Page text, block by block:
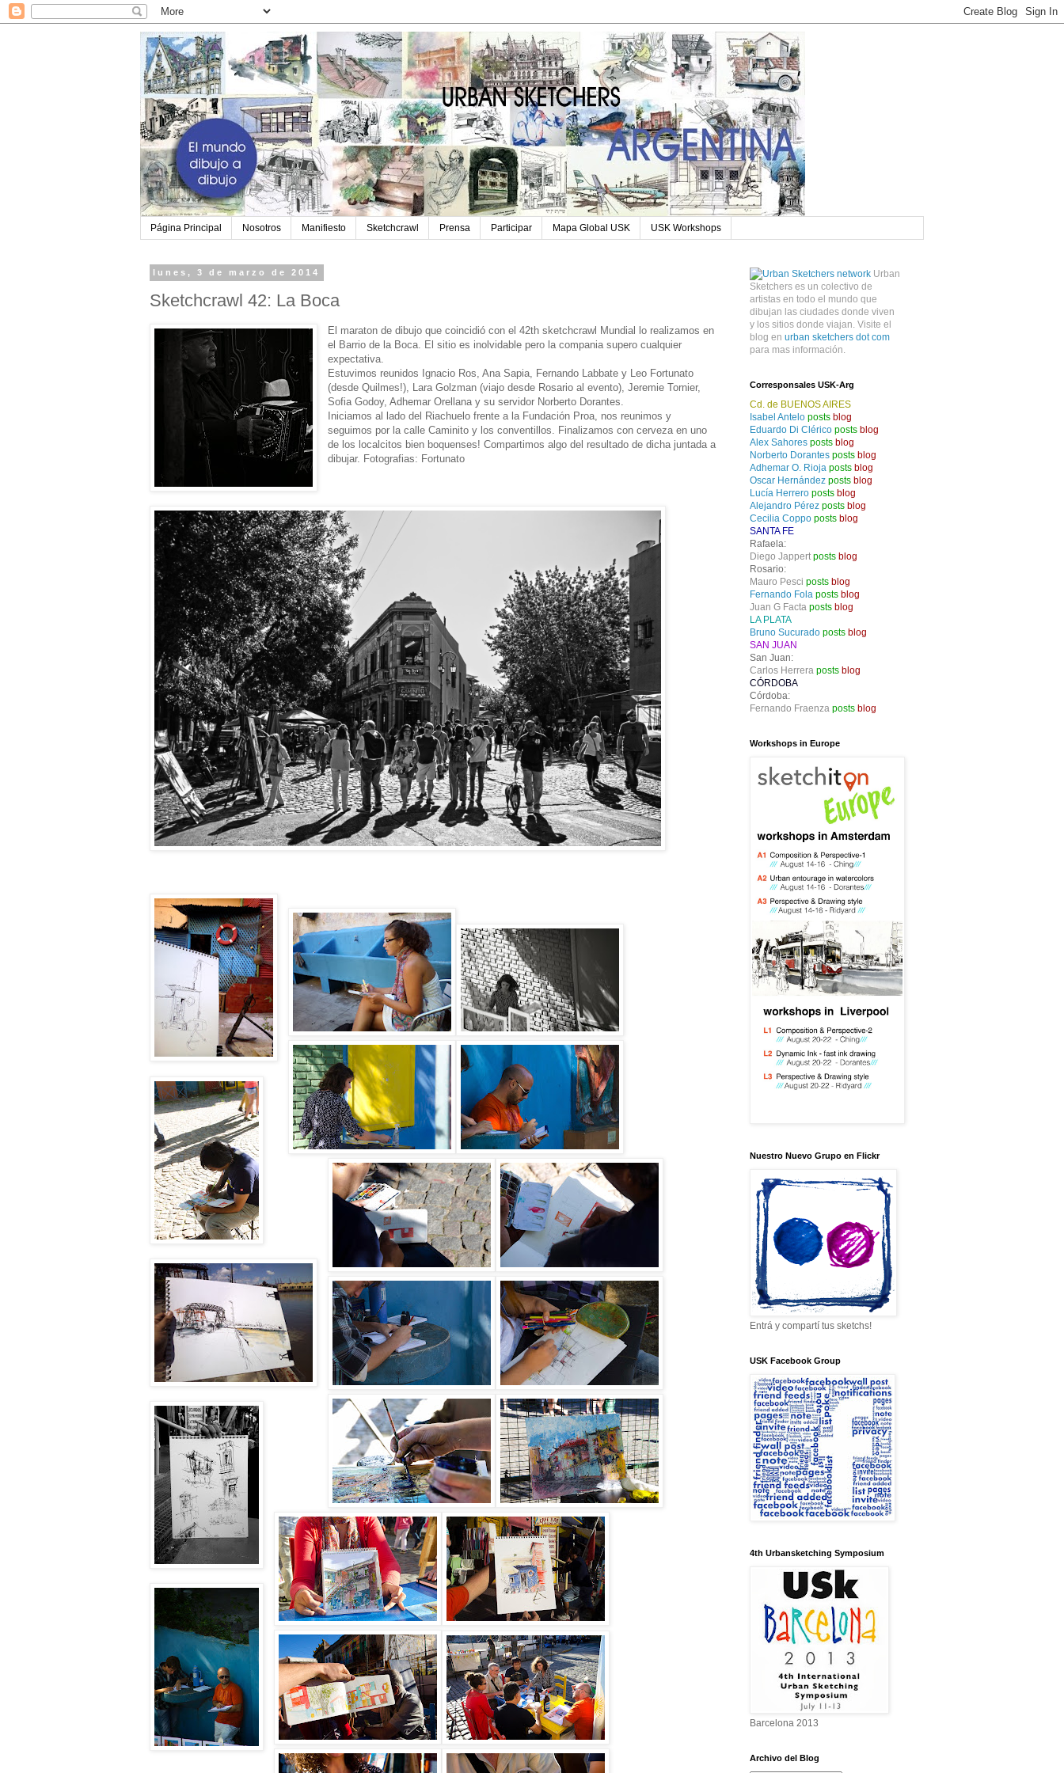
Página Principal Nosotros Manifiesto Sketchcrawl Prensa Participar Mapa Global USK USK Workshops
lunes, 3 de marzo de 2014
Sketchcrawl 42: La Boca
El maraton de dibujo que coincidió con el 42th sketchcrawl Mundial lo realizamos en
el Barrio de la Boca. El sitio es inolvidable pero la compania supero cualquier
expectativa.
Estuvimos reunidos Ignacio Ros, Ana Sapia, Fernando Labbate y Leo Fortunato
(desde Quilmes!), Lara Golzman (viajo desde Rosario al evento), Jeremie Tornier,
Sofia Godoy, Adhemar Orellana y su servidor Norberto Dorantes.
Iniciamos al lado del Riachuelo frente a la Fundación Proa, nos reunimos y
seguimos por la calle Caminito y los conventillos. Finalizamos con cerveza en uno
de los localcitos bien boquenses! Compartimos algo del resultado de dicha juntada a
dibujar. Fotografias: Fortunato
Urban
Sketchers es un colectivo de
artistas en todo el mundo que
dibujan las ciudades donde viven
y los sitios donde viajan. Visite el
blog en urban sketchers dot com
para mas información.
Corresponsales USK-Arg
Cd. de BUENOS AIRES
Isabel Antelo posts blog
Eduardo Di Clérico posts blog
Alex Sahores posts blog
Norberto Dorantes posts blog
Adhemar O. Rioja posts blog
Oscar Hernández posts blog
Lucía Herrero posts blog
Alejandro Pérez posts blog
Cecilia Coppo posts blog
SANTA FE
Rafaela:
Diego Jappert posts blog
Rosario:
Mauro Pesci posts blog
Fernando Fola posts blog
Juan G Facta posts blog
LA PLATA
Bruno Sucurado posts blog
SAN JUAN
San Juan:
Carlos Herrera posts blog
CÓRDOBA
Córdoba:
Fernando Fraenza posts blog
Workshops in Europe
Nuestro Nuevo Grupo en Flickr
Entrá y compartí tus sketchs!
USK Facebook Group
4th Urbansketching Symposium
Barcelona 2013
Archivo del Blog